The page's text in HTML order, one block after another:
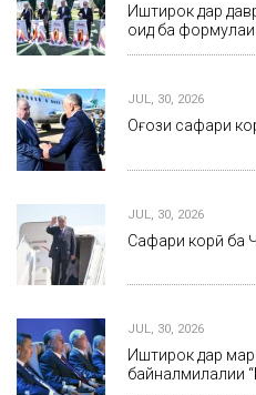
Иштирок дар
оид ба формулаи
JUL, 30, 2026
Оғози сафари
JUL, 30, 2026
Сафари корӣ ба
JUL, 30, 2026
Иштирок дар
байналмилалии